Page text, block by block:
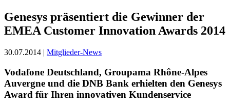
Genesys präsentiert die Gewinner der
EMEA Customer Innovation Awards 2014
30.07.2014 | Mitglieder-News
Vodafone Deutschland, Groupama Rhône-Alpes
Auvergne und die DNB Bank erhielten den Genesys
Award für Ihren innovativen Kundenservice